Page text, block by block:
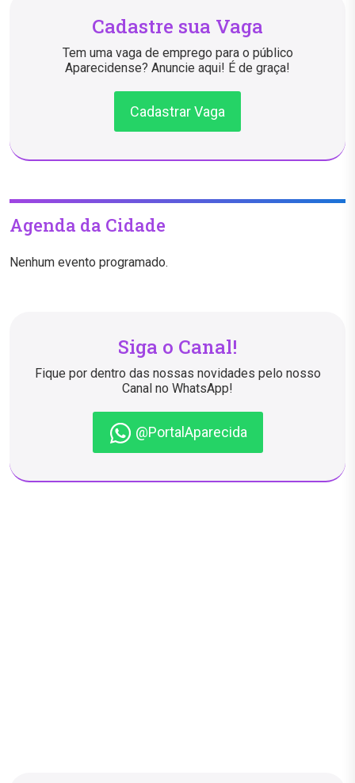
Cadastre sua Vaga
Tem uma vaga de emprego para o público
Aparecidense? Anuncie aqui! É de graça!
Cadastrar Vaga
Agenda da Cidade
Nenhum evento programado.
Siga o Canal!
Fique por dentro das nossas novidades pelo nosso
Canal no WhatsApp!
@PortalAparecida